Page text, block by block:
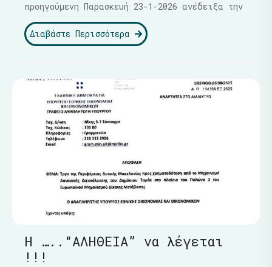
προηγούμενη Παρασκευή 23-1-2026 ανέδειξα την
Διαβάστε Περισσότερα
Η …..“ΑΛΗΘΕΙΑ” να λέγεται
!!!